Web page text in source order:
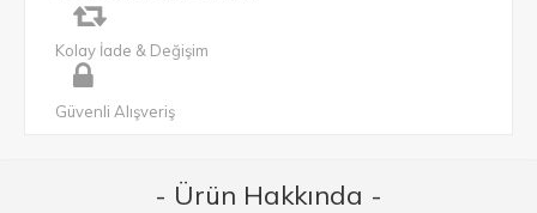
Kolay İade & Değişim
Güvenli Alışveriş
- Ürün Hakkında -